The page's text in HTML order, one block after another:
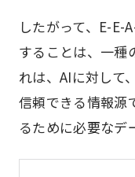
したがって、E-E-
することは、一種
れは、AIに対して
信頼できる情報源
るために必要なデ